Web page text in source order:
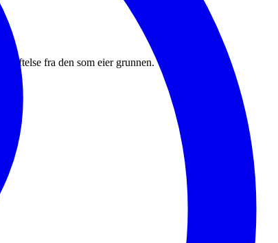
fra den som eier grunnen.